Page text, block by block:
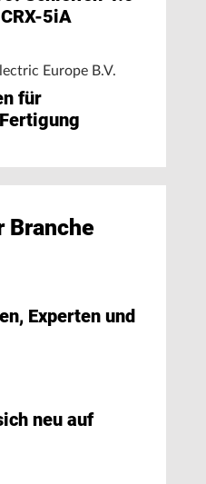
5iA
Europe B.V.
für
Branche
Experten und
neu auf